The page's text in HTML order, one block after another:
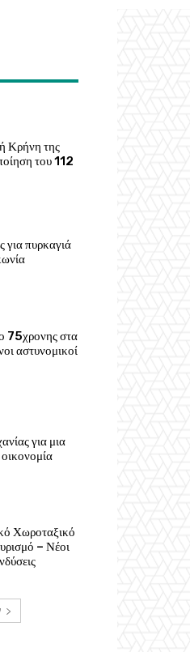
Κρήνη της
του 112
πυρκαγιά
75χρονης στα
αστυνομικοί
για μια
Χωροταξικό
– Νέοι